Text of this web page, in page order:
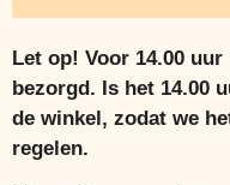
Let op! Voor 14.00
bezorgd. Is het 14.00
de winkel, zodat we
regelen.